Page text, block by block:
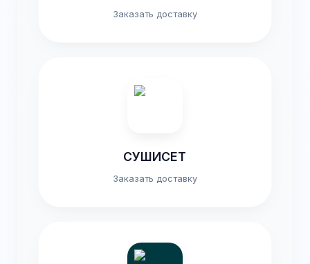
Заказать доставку
СУШИСЕТ
Заказать доставку